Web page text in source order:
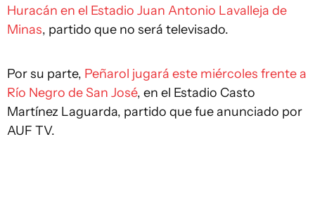
Huracán en el Estadio Juan Antonio Lavalleja de
Minas, partido que no será televisado.
Por su parte, Peñarol jugará este miércoles frente a
Río Negro de San José, en el Estadio Casto
Martínez Laguarda, partido que fue anunciado por
AUF TV.